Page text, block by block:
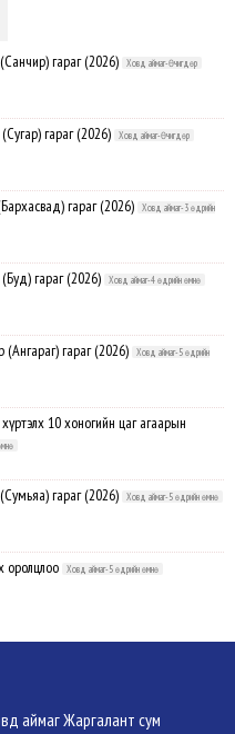
гараг (2026) Ховд аймаг-Өчигдөр
гараг (2026) Ховд аймаг-Өчигдөр
гараг (2026)
Ховд аймаг-3 өдрийн
гараг (2026) Ховд аймаг-4 өдрийн өмнө
гараг (2026)
Ховд аймаг-5 өдрийн
10 хоногийн цаг агаарын
гараг (2026) Ховд аймаг-5 өдрийн өмнө
оролцлоо Ховд аймаг-5 өдрийн өмнө
хүндэтгэл үзүүлэв
Ховд
тодорлоо
аймаг Жаргалант сум